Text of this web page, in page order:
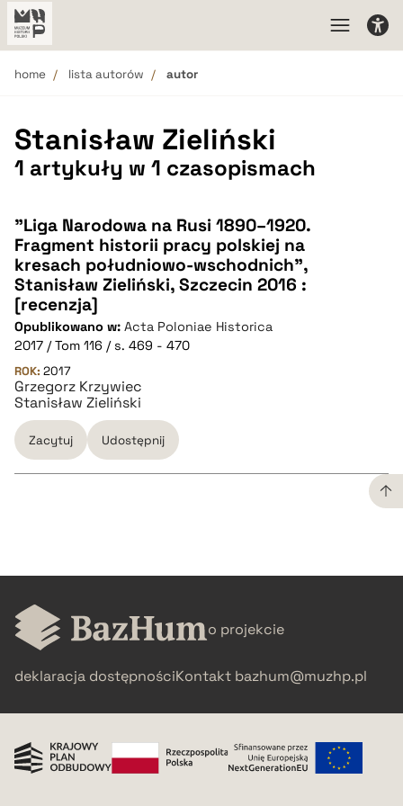
home lista autorów autor
Stanisław Zieliński
1 artykuły w 1 czasopismach
"Liga Narodowa na Rusi 1890–1920.
Fragment historii pracy polskiej na
kresach południowo-wschodnich",
Stanisław Zieliński, Szczecin 2016 :
[recenzja]
Opublikowano w: Acta Poloniae Historica
2017 / Tom 116 / s. 469 - 470
ROK: 2017
Grzegorz Krzywiec
Stanisław Zieliński
Zacytuj Udostępnij
BIBTEX
pobierz cytat
o projekcie
deklaracja dostępnościKontakt bazhum@muzhp.pl